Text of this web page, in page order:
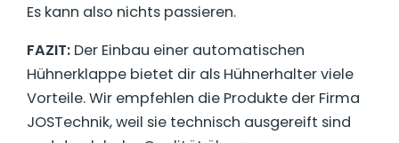
Es kann also nichts passieren.
FAZIT: Der Einbau einer automatischen
Hühnerklappe bietet dir als Hühnerhalter viele
Vorteile. Wir empfehlen die Produkte der Firma
JOSTechnik, weil sie technisch ausgereift sind